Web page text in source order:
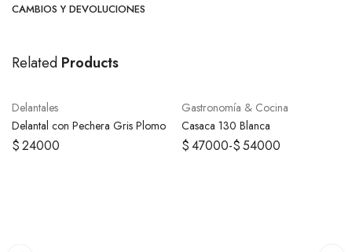
CAMBIOS Y DEVOLUCIONES
Related Products
SELECCIONAR OPCIONES
Delantales
Delantal con Pechera Gris Plomo
$24000
Gastronomía & Cocina
Casaca 130 Blanca
$47000-$54000